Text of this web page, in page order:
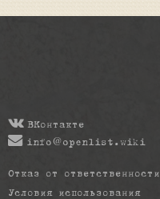
ВКонтакте
info@openlist.wiki
Отказ от ответственности
Условия использования